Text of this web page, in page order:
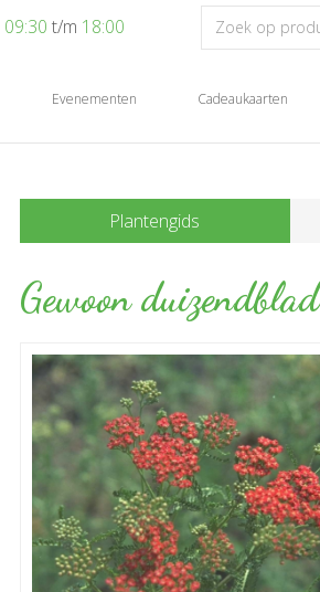
09:30 t/m 18:00
Evenementen Cadeaukaarten
Plantengids
Gewoon duizendblad